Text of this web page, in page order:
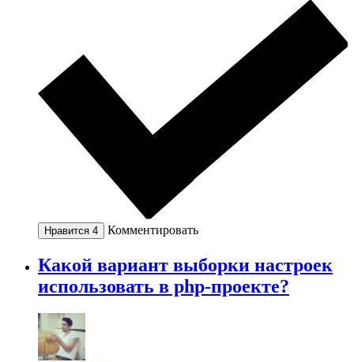
Нравится 4 Комментировать
Какой вариант выборки настроек
использовать в php-проекте?